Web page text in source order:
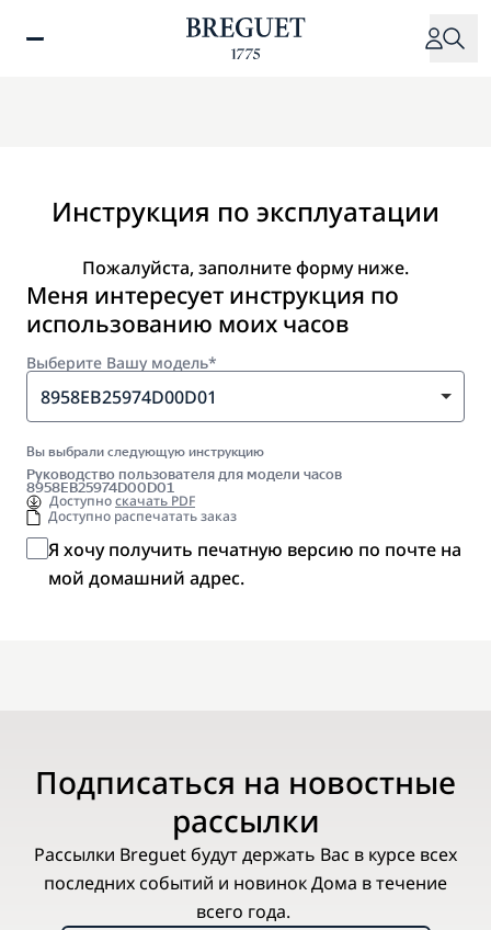
Инструкция по эксплуатации
Пожалуйста, заполните форму ниже.
Меня интересует инструкция по
использованию моих часов
Выберите Вашу модель*
8958EB25974D00D01
Вы выбрали следующую инструкцию
Руководство пользователя для модели часов
8958EB25974D00D01
Доступноскачать PDF
Доступно распечатать заказ
Я хочу получить печатную версию по почте на
мой домашний адрес.
Подписаться на новостные
рассылки
Рассылки Breguet будут держать Вас в курсе всех
последних событий и новинок Дома в течение
всего года.